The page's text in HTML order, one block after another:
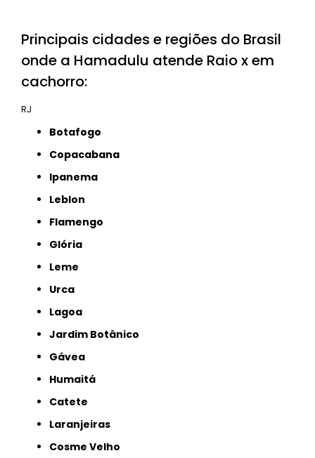
Principais cidades e regiões do Brasil
onde a Hamadulu atende Raio x em
cachorro:
RJ
Botafogo
Copacabana
Ipanema
Leblon
Flamengo
Glória
Leme
Urca
Lagoa
Jardim Botânico
Gávea
Humaitá
Catete
Laranjeiras
Cosme Velho